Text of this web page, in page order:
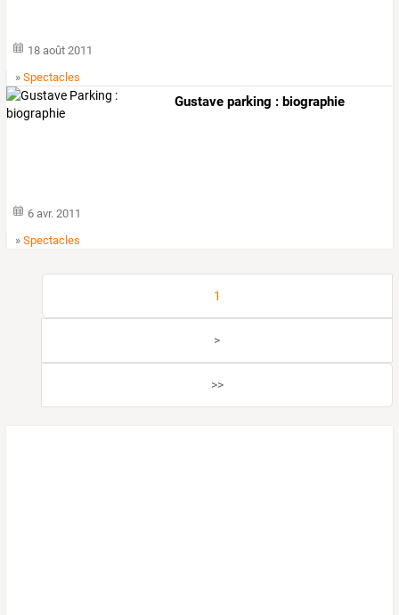
18 août 2011
»Spectacles
Gustave parking : biographie
6 avr. 2011
»Spectacles
1
>
>>